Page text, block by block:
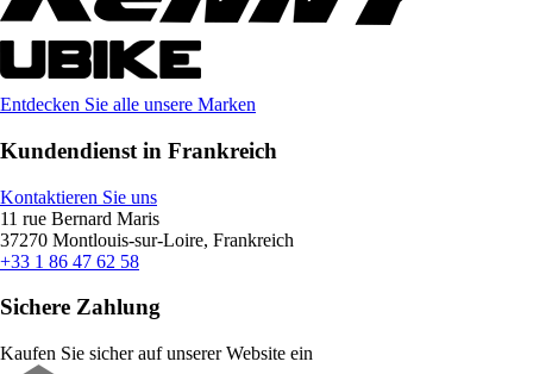
Entdecken Sie alle unsere Marken
Kundendienst in Frankreich
Kontaktieren Sie uns
11 rue Bernard Maris
37270 Montlouis-sur-Loire, Frankreich
+33 1 86 47 62 58
Sichere Zahlung
Kaufen Sie sicher auf unserer Website ein